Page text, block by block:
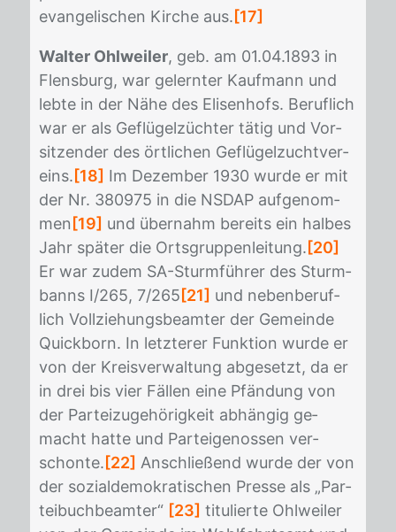
evan­ge­li­schen Kir­che aus. [17]
Walter Ohlweiler, geb. am 01.04.1893 in
Flens­burg, war ge­lern­ter Kauf­mann und
leb­te in der Nähe des Eli­sen­hofs. Be­ruf­lich
war er als Ge­flü­gel­züch­ter tä­tig und Vor­
sit­zen­der des ört­li­chen Ge­flü­gel­zucht­ver­
eins. [18] Im De­zem­ber 1930 wur­de er mit
der Nr. 380975 in die NS­DAP auf­ge­nom­
men [19] und über­nahm be­reits ein hal­bes
Jahr spä­ter die Orts­grup­pen­lei­tung. [20]
Er war zu­dem SA-Sturm­füh­rer des Sturm­
banns I/​265, 7/​265 [21] und ne­ben­be­ruf­
lich Voll­zie­hungs­be­am­ter der Ge­mein­de
Quick­born. In letz­te­rer Funk­ti­on wur­de er
von der Kreis­ver­wal­tung ab­ge­setzt, da er
in drei bis vier Fäl­len eine Pfän­dung von
der Par­tei­zu­ge­hö­rig­keit ab­hän­gig ge­
macht hat­te und Par­tei­ge­nos­sen ver­
schon­te. [22] An­schlie­ßend wur­de der von
der so­zi­al­de­mo­kra­ti­schen Pres­se als „Par­
tei­buch­be­am­ter“ [23] ti­tu­lier­te Ohl­wei­ler